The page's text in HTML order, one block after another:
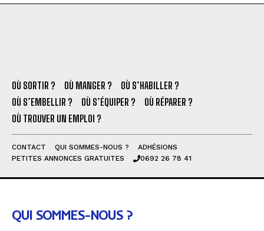
OÙ SORTIR ? OÙ MANGER ?
OÙ S’HABILLER ?
OÙ S’EMBELLIR ?
OÙ S’ÉQUIPER ?
OÙ RÉPARER ?
OÙ TROUVER UN EMPLOI ?
CONTACT QUI SOMMES-NOUS ?
ADHÉSIONS
PETITES ANNONCES GRATUITES
0692 26 78 41
QUI SOMMES-NOUS ?